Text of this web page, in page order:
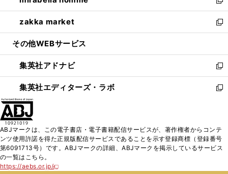
開
く
ウ
で
開
ン
ド
ウ
開
く
ウ
ィ
ン
ウ
で
開
く
新
し
い
ウ
ン
ド
ウ
で
zakka market
新
し
ウ
ィ
ン
ド
く
その他WEBサービス
集英社アドナビ
新
し
い
ド
ウ
で
集英社エディターズ・ラボ
新
ィ
ン
ABJマークは、この電子書店・電子書籍配信サービスが、著作権者からコンテ
ンツ使用許諾を得た正規版配信サービスであることを示す登録商標（登録番号
第6091713号）です。ABJマークの詳細、ABJマークを掲示しているサービス
の一覧はこちら。
https://aebs.or.jp/
新